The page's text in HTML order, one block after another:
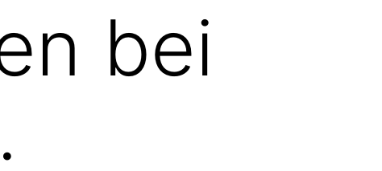
bei